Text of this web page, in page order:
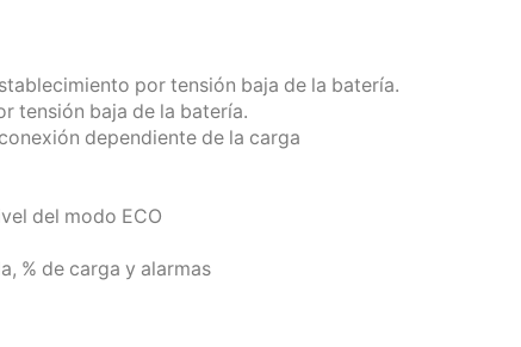
por tensión baja de la batería.
tensión baja de la batería.
dependiente de la carga
del modo ECO
% de carga y alarmas